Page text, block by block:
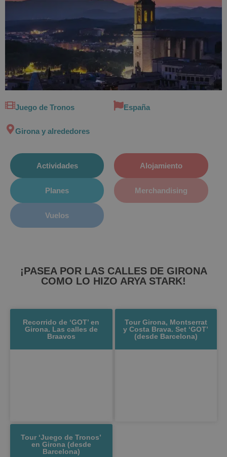
Juego de Tronos España
Girona y alrededores
Actividades
Planes
Vuelos
Alojamiento
Merchandising
¡PASEA POR LAS CALLES DE GIRONA
COMO LO HIZO ARYA STARK!
Recorrido de ‘GOT’ en
Girona. Las calles de
Braavos
Tour Girona, Montserrat
y Costa Brava. Set ‘GOT’
(desde Barcelona)
Tour ‘Juego de Tronos’
en Girona (desde
Barcelona)